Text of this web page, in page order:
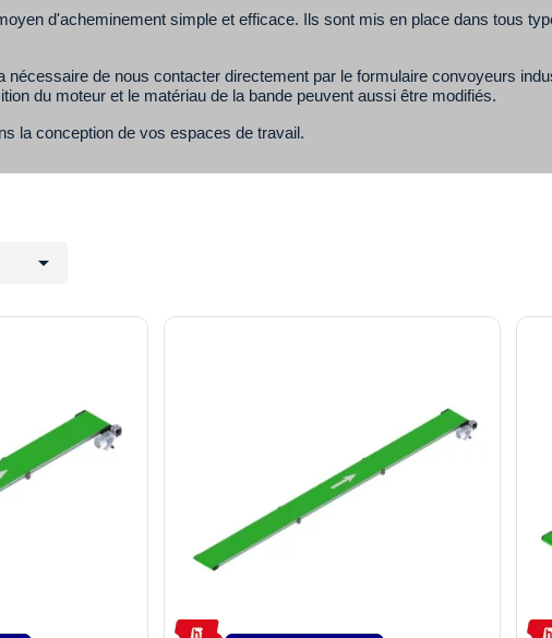
d'acheminement simple et efficace. Ils sont mis en place dans tous
de nous contacter directement par le formulaire convoyeurs
du moteur et le matériau de la bande peuvent aussi être modifiés.
la conception de vos espaces de travail.
